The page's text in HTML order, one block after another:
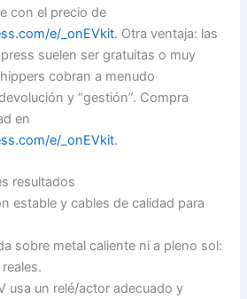
con el precio de
e/_onEVkit. Otra ventaja: las
suelen ser gratuitas o muy
cobran a menudo
y “gestión”. Compra
en
e/_onEVkit.
resultados
estable y cables de calidad para
sobre metal caliente ni a pleno sol:
usa un relé/actor adecuado y